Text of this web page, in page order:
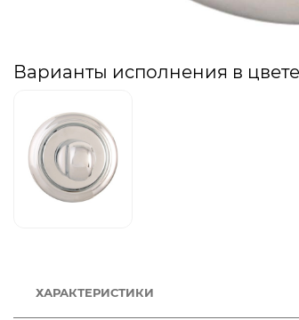
Варианты исполнения в
ХАРАКТЕРИСТИКИ